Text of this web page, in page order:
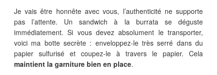
Je vais être honnête avec vous, l’authenticité ne supporte
pas l’attente. Un sandwich à la burrata se déguste
immédiatement. Si vous devez absolument le transporter,
voici ma botte secrète : enveloppez-le très serré dans du
papier sulfurisé et coupez-le à travers le papier. Cela
maintient la garniture bien en place.